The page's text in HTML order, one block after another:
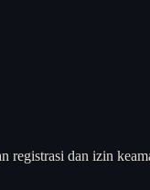
registrasi dan izin